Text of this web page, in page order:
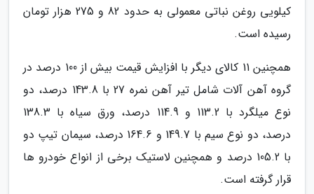
کیلویی روغن نباتی معمولی به حدود 82 و 275 هزار تومان
رسیده است.
همچنین 11 کالای دیگر با افزایش قیمت بیش از 100 درصد در
گروه آهن آلات شامل تیر آهن نمره 27 با 143.8 درصد، دو
نوع میلگرد با 113.2 و 114.9 درصد، ورق سیاه با 138.3
درصد، دو نوع سیم با 149.7 و 164.6 درصد، سیمان تیپ دو
با 105.2 درصد و همچنین لاستیک برخی از انواع خودرو ها
قرار گرفته است.